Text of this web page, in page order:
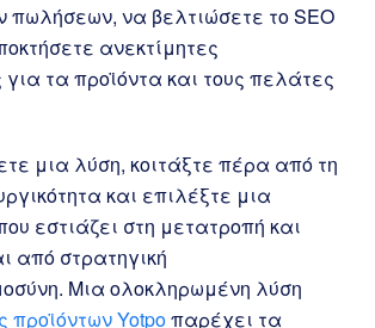
πωλήσεων, να βελτιώσετε το SEO
ανεκτίμητες
τα προϊόντα και τους πελάτες
μια λύση, κοιτάξτε πέρα από τη
και επιλέξτε μια
εστιάζει στη μετατροπή και
από στρατηγική
Μια ολοκληρωμένη λύση
προϊόντων Yotpoπαρέχει τα